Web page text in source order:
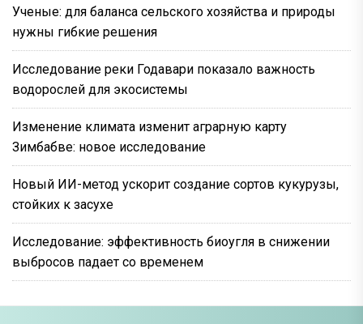
Ученые: для баланса сельского хозяйства и природы
нужны гибкие решения
Исследование реки Годавари показало важность
водорослей для экосистемы
Изменение климата изменит аграрную карту
Зимбабве: новое исследование
Новый ИИ-метод ускорит создание сортов кукурузы,
стойких к засухе
Исследование: эффективность биоугля в снижении
выбросов падает со временем